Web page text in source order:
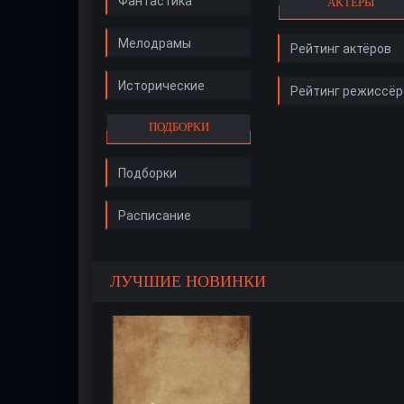
Мелодрамы
Исторические
ПОДБОРКИ
Подборки
Расписание
Рейтинг актёров
Рейтинг
ЛУЧШИЕ НОВИНКИ